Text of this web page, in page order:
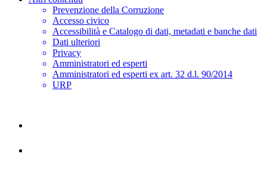
Prevenzione della Corruzione
Accesso civico
Accessibilità e Catalogo di dati, metadati e banche dati
Dati ulteriori
Privacy
Amministratori ed esperti
Amministratori ed esperti ex art. 32 d.l. 90/2014
URP